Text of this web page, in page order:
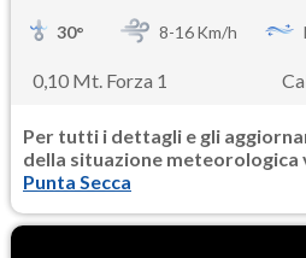
30° 8-16Km/h
0,10 Mt. Forza 1
Per tutti i dettagli e gli
della situazione meteorologica
Punta Secca